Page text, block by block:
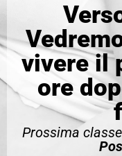
vivere il
ore
Prossima